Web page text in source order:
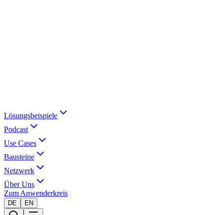
Lösungsbeispiele
Podcast
Use Cases
Bausteine
Netzwerk
Über Uns
Zum Anwenderkreis
DE EN